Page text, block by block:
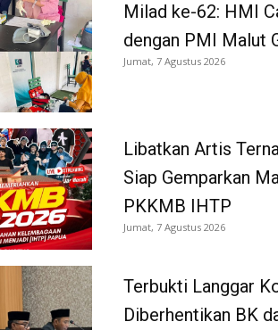
Milad ke-62: HMI
dengan PMI Malut
Jumat, 7 Agustus 2026
Libatkan Artis
Siap Gemparkan
PKKMB IHTP
Jumat, 7 Agustus 2026
Terbukti Langgar
Diberhentikan BK